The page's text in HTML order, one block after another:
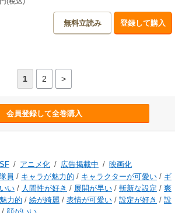
無料立読み 登録して購入
1 2 >
会員登録して全巻購入
SF / アニメ化 / 広告掲載中 / 映画化
隊員 / キャラが魅力的 / キャラクターが可愛い / ギ
い / 人間性が好き / 展開が早い / 斬新な設定 / 爽
力的 / 絵が綺麗 / 表情が可愛い / 設定が好き / 設